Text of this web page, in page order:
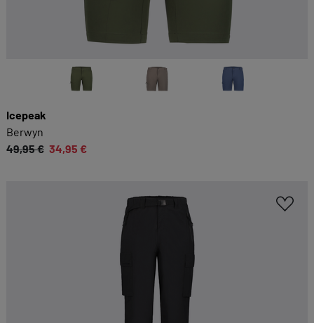
Icepeak
Berwyn
49,95 € 34,95 €